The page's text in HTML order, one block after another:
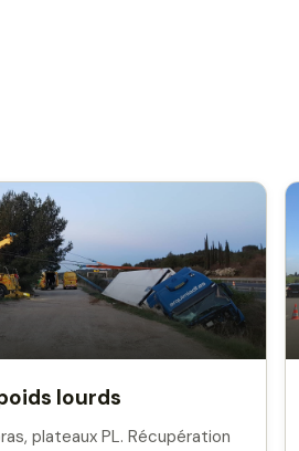
lourds
plateaux PL. Récupération